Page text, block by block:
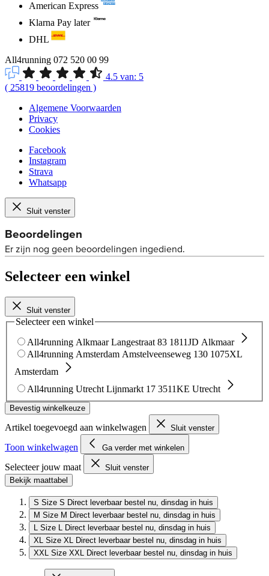
American Express
Klarna Pay later
DHL
All4running 072 520 00 99
4.5 van: 5
( 25819 beoordelingen )
Algemene Voorwaarden
Privacy
Cookies
Facebook
Instagram
Strava
Whatsapp
Sluit venster
Selecteer een winkel
Sluit venster
Selecteer een winkel
All4running Alkmaar Langestraat 83 1811JD Alkmaar
All4running Amsterdam Amstelveenseweg 130 1075XL
Amsterdam
All4running Utrecht Lijnmarkt 17 3511KE Utrecht
Bevestig winkelkeuze
Artikel toegevoegd aan winkelwagen Sluit venster
Toon winkelwagen Ga verder met winkelen
Selecteer jouw maat
Sluit venster
Bekijk maattabel
S Size S Direct leverbaar bestel nu, dinsdag in huis
M Size M Direct leverbaar bestel nu, dinsdag in huis
L Size L Direct leverbaar bestel nu, dinsdag in huis
XL Size XL Direct leverbaar bestel nu, dinsdag in huis
XXL Size XXL Direct leverbaar bestel nu, dinsdag in huis